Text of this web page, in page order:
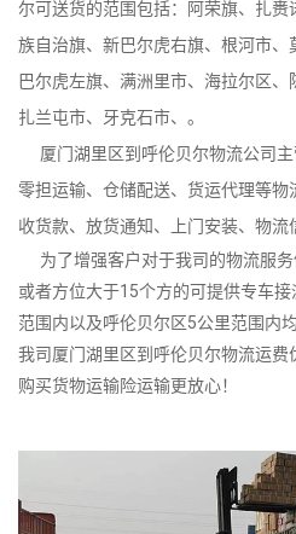
尔可送货的范围包括：阿荣旗、扎
族自治旗、新巴尔虎右旗、根河市
巴尔虎左旗、满洲里市、海拉尔区、
扎兰屯市、牙克石市、。
厦门湖里区到呼伦贝尔物流公司主
零担运输、仓储配送、货运代理等
收货款、放货通知、上门安装、物流
为了增强客户对于我司的物流服
或者方位大于15个方的可提供专车
范围内以及呼伦贝尔区5公里范围内
我司厦门湖里区到呼伦贝尔物流运
购买货物运输险运输更放心！